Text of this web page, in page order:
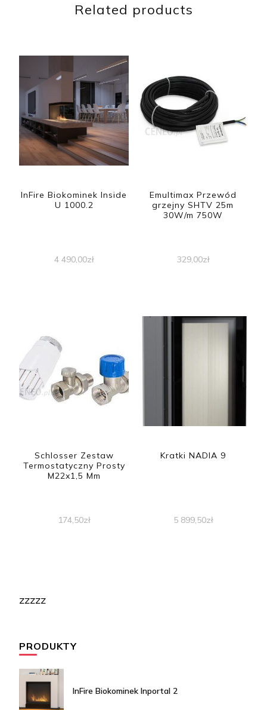
Related products
InFire Biokominek Inside
U 1000.2
4 490,00zł
Emultimax Przewód
grzejny SHTV 25m
30W/m 750W
329,00zł
Schlosser Zestaw
Termostatyczny Prosty
M22x1,5 Mm
174,50zł
Kratki NADIA 9
5 899,50zł
zzzzz
PRODUKTY
InFire Biokominek Inportal 2